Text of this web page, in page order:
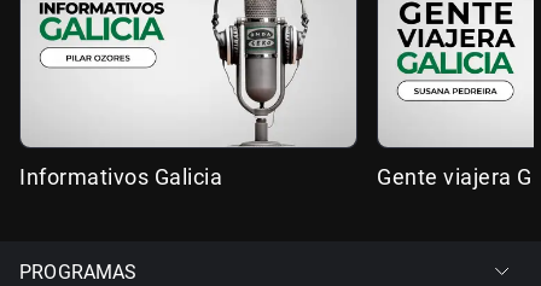
Informativos Galicia Gente viajera
PROGRAMAS